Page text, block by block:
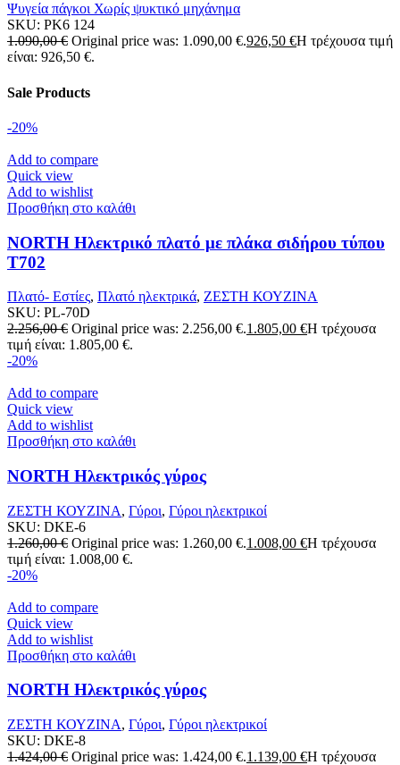
Ψυγεία πάγκοι Χωρίς ψυκτικό μηχάνημα
SKU: PK6 124
1.090,00€ Original price was: 1.090,00 €.926,50 €Η τρέχουσα τιμή
είναι: 926,50 €.
Sale Products
-20%
Add to compare
Quick view
Add to wishlist
Προσθήκη στο καλάθι
NORTH Ηλεκτρικό πλατό με πλάκα σιδήρου τύπου
T702
Πλατό- Εστίες, Πλατό ηλεκτρικά, ΖΕΣΤΗ ΚΟΥΖΙΝΑ
SKU: PL-70D
2.256,00€ Original price was: 2.256,00 €.1.805,00 €Η τρέχουσα
τιμή είναι: 1.805,00 €.
-20%
Add to compare
Quick view
Add to wishlist
Προσθήκη στο καλάθι
NORTH Ηλεκτρικός γύρος
ΖΕΣΤΗ ΚΟΥΖΙΝΑ, Γύροι, Γύροι ηλεκτρικοί
SKU: DKE-6
1.260,00€ Original price was: 1.260,00 €.1.008,00 €Η τρέχουσα
τιμή είναι: 1.008,00 €.
-20%
Add to compare
Quick view
Add to wishlist
Προσθήκη στο καλάθι
NORTH Ηλεκτρικός γύρος
ΖΕΣΤΗ ΚΟΥΖΙΝΑ, Γύροι, Γύροι ηλεκτρικοί
SKU: DKE-8
1.424,00€ Original price was: 1.424,00 €.1.139,00 €Η τρέχουσα